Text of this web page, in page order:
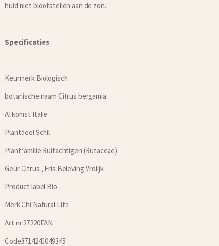
huid niet blootstellen aan de zon.
Specificaties
Keurmerk Biologisch
botanische naam Citrus bergamia
Afkomst Italië
Plantdeel Schil
Plantfamilie Ruitachtigen (Rutaceae)
Geur Citrus , Fris Beleving Vrolijk
Product label Bio
Merk Chi Natural Life
Art.nr.27220EAN
Code8714243049345